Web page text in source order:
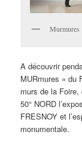
Murmures
A découvrir
MURmures » du
murs de la
50° NORD
FRESNOY et
monumentale.